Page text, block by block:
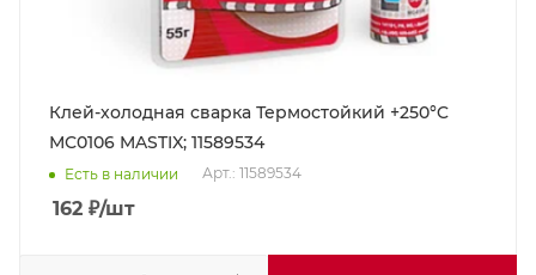
Клей-холодная сварка Термостойкий +250°C
МС0106 MASTIX; 11589534
Есть в наличии Арт.: 11589534
162 ₽/шт